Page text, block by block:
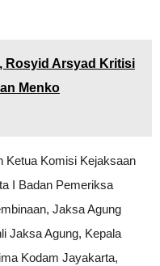
Rosyid Arsyad Kritisi
Menko
Ketua Komisi Kejaksaan
I Badan Pemeriksa
Jaksa Agung
Jaksa Agung, Kepala
Kodam Jayakarta,